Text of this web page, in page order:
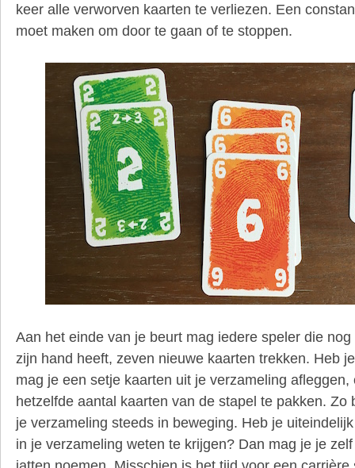
keer alle verworven kaarten te verliezen. Een
moet maken om door te gaan of te stoppen.
Aan het einde van je beurt mag iedere speler die
zijn hand heeft, zeven nieuwe kaarten trekken. Heb
mag je een setje kaarten uit je verzameling afleggen,
hetzelfde aantal kaarten van de stapel te pakken. Zo
je verzameling steeds in beweging. Heb je
in je verzameling weten te krijgen? Dan mag je je